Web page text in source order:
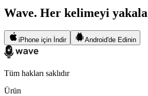
Wave. Her kelimeyi yakala
iPhone için İndir Android'de Edinin
Tüm hakları saklıdır
Ürün